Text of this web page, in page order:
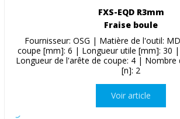
FXS-EQD R3mm
Fraise boule
Fournisseur: OSG | Matière de l'outil:
coupe [mm]: 6 | Longueur utile [mm]: 30
Longueur de l'arête de coupe: 4 | Nombre
[n]: 2
Voir article